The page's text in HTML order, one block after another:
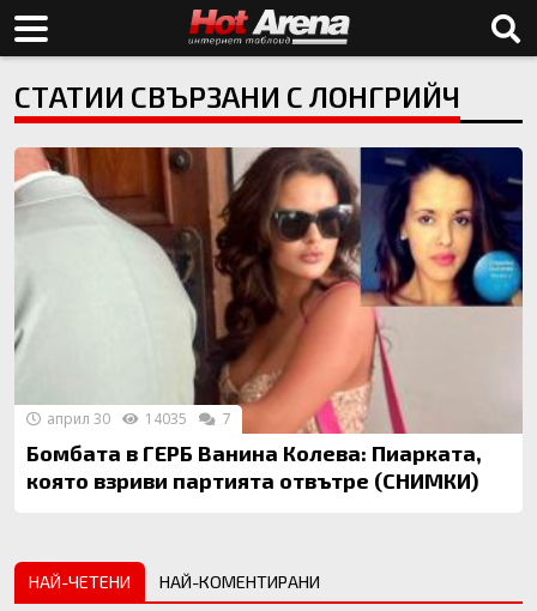
СТАТИИ СВЪРЗАНИ С ЛОНГРИЙЧ
Бомбата в ГЕРБ Ванина Колева: Пиарката,
която взриви партията отвътре (СНИМКИ)
април 30 14035 7
НАЙ-ЧЕТЕНИ НАЙ-КОМЕНТИРАНИ